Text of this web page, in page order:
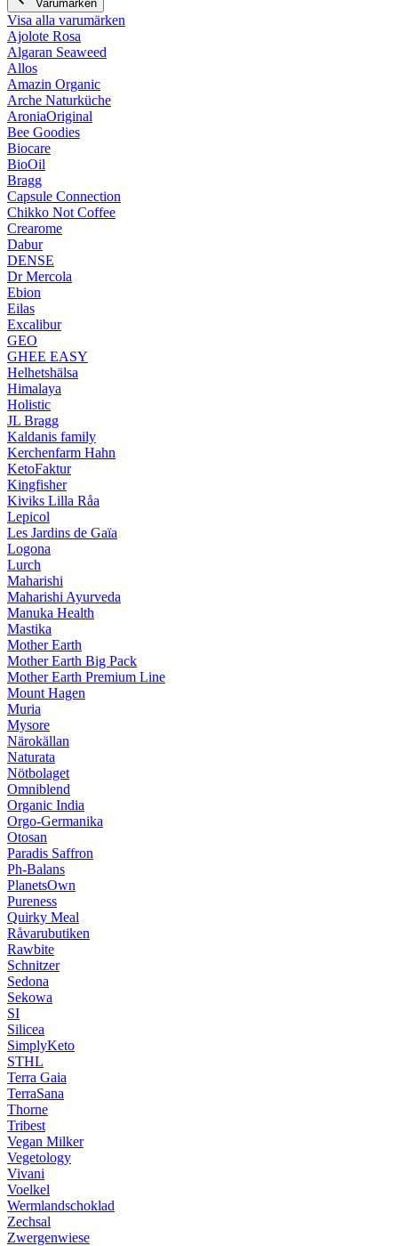
Varumärken
Visa alla varumärken
Ajolote Rosa
Algaran Seaweed
Allos
Amazin Organic
Arche Naturküche
AroniaOriginal
Bee Goodies
Biocare
BioOil
Bragg
Capsule Connection
Chikko Not Coffee
Crearome
Dabur
DENSE
Dr Mercola
Ebion
Eilas
Excalibur
GEO
GHEE EASY
Helhetshälsa
Himalaya
Holistic
JL Bragg
Kaldanis family
Kerchenfarm Hahn
KetoFaktur
Kingfisher
Kiviks Lilla Råa
Lepicol
Les Jardins de Gaïa
Logona
Lurch
Maharishi
Maharishi Ayurveda
Manuka Health
Mastika
Mother Earth
Mother Earth Big Pack
Mother Earth Premium Line
Mount Hagen
Muria
Mysore
Närokällan
Naturata
Nötbolaget
Omniblend
Organic India
Orgo-Germanika
Otosan
Paradis Saffron
Ph-Balans
PlanetsOwn
Pureness
Quirky Meal
Råvarubutiken
Rawbite
Schnitzer
Sedona
Sekowa
SI
Silicea
SimplyKeto
STHL
Terra Gaia
TerraSana
Thorne
Tribest
Vegan Milker
Vegetology
Vivani
Voelkel
Wermlandschoklad
Zechsal
Zwergenwiese